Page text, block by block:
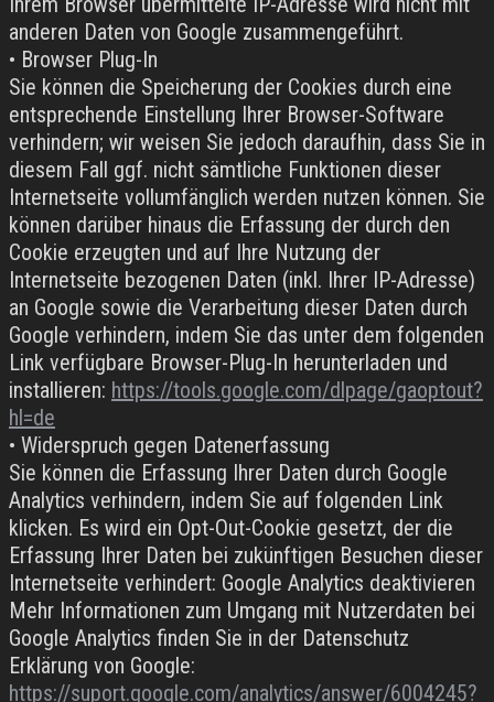
anderen Daten von Google zusammengeführt.
• Browser Plug-In
Sie können die Speicherung der Cookies durch eine
entsprechende Einstellung Ihrer Browser-Software
verhindern; wir weisen Sie jedoch daraufhin, dass Sie in
diesem Fall ggf. nicht sämtliche Funktionen dieser
Internetseite vollumfänglich werden nutzen können. Sie
können darüber hinaus die Erfassung der durch den
Cookie erzeugten und auf Ihre Nutzung der
Internetseite bezogenen Daten (inkl. Ihrer IP-Adresse)
an Google sowie die Verarbeitung dieser Daten durch
Google verhindern, indem Sie das unter dem folgenden
Link verfügbare Browser-Plug-In herunterladen und
installieren: https://tools.google.com/dlpage/gaoptout?
hl=de
• Widerspruch gegen Datenerfassung
Sie können die Erfassung Ihrer Daten durch Google
Analytics verhindern, indem Sie auf folgenden Link
klicken. Es wird ein Opt-Out-Cookie gesetzt, der die
Erfassung Ihrer Daten bei zukünftigen Besuchen dieser
Internetseite verhindert: Google Analytics deaktivieren
Mehr Informationen zum Umgang mit Nutzerdaten bei
Google Analytics finden Sie in der Datenschutz
Erklärung von Google:
https://suport.google.com/analytics/answer/6004245?